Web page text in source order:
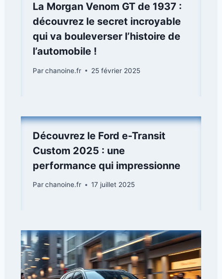
La Morgan Venom GT de 1937 :
découvrez le secret incroyable
qui va bouleverser l’histoire de
l’automobile !
Parchanoine.fr 25 février 2025
Découvrez le Ford e-Transit
Custom 2025 : une
performance qui impressionne
Parchanoine.fr 17 juillet 2025